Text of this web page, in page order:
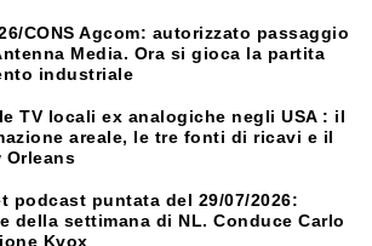
CONS Agcom: autorizzato passaggio
Media. Ora si gioca la partita
industriale
TV locali ex analogiche negli USA : il
areale, le tre fonti di ricavi e il
Orleans
podcast puntata del 29/07/2026:
della settimana di NL. Conduce Carlo
Kvox